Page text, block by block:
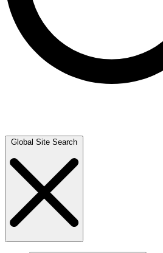
Global Site Search